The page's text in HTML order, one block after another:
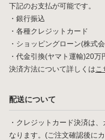
下記のお支払が可能です。
・銀行振込
・各種クレジットカード
・ショッピングローン(株式
・代金引換(ヤマト運輸)20万
決済方法について詳しくはこ
配送について
・クレジットカード決済は
なります。(ご注文確認後に